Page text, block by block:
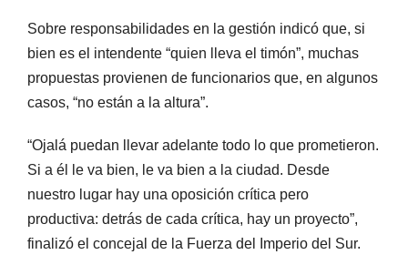
Sobre responsabilidades en la gestión indicó que, si
bien es el intendente “quien lleva el timón”, muchas
propuestas provienen de funcionarios que, en algunos
casos, “no están a la altura”.
“Ojalá puedan llevar adelante todo lo que prometieron.
Si a él le va bien, le va bien a la ciudad. Desde
nuestro lugar hay una oposición crítica pero
productiva: detrás de cada crítica, hay un proyecto”,
finalizó el concejal de la Fuerza del Imperio del Sur.